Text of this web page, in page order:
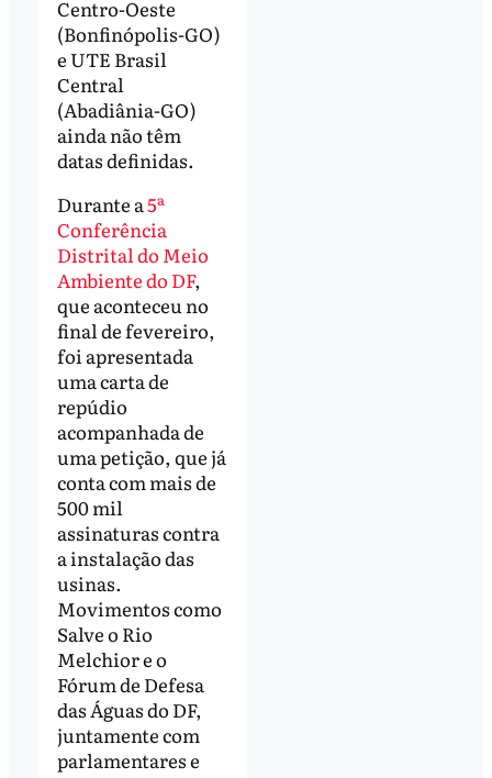
Centro-Oeste
(Bonfinópolis-GO)
e UTE Brasil
Central
(Abadiânia-GO)
ainda não têm
datas definidas.
Durante a5ª
Conferência
Distrital do Meio
Ambiente do DF,
que aconteceu no
final de fevereiro,
foi apresentada
uma carta de
repúdio
acompanhada de
uma petição, que já
conta com mais de
500 mil
assinaturas contra
a instalação das
usinas.
Movimentos como
Salve o Rio
Melchior e o
Fórum de Defesa
das Águas do DF,
juntamente com
parlamentares e